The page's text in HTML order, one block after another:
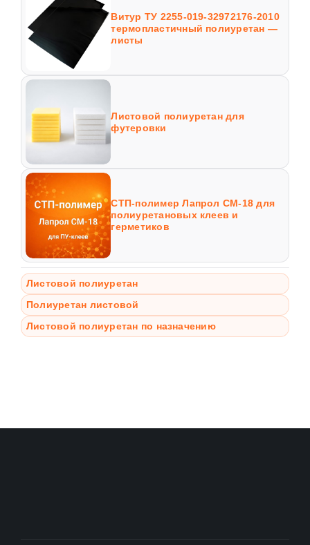
Витур ТУ 2255-019-32972176-2010
термопластичный полиуретан —
листы
Листовой полиуретан для
футеровки
СТП-полимер Лапрол СМ-18 для
полиуретановых клеев и
герметиков
Листовой полиуретан
Полиуретан листовой
Листовой полиуретан по назначению